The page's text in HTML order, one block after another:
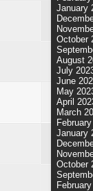
January
October
August
July
June
May
April
March
January
October